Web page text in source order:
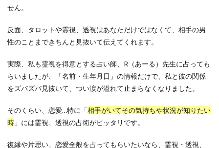
せん。
反面、タロットや霊視、透視はあなただけではなくて、相手の男
性のことまできちんと見抜いて伝えてくれます。
実際、私も霊視を得意とする占い師、R（あーる）先生に占っても
らいましたが、「名前・生年月日」の情報だけで、私と彼の関係
をズバズバ見抜いて、つい涙が溢れて止まらなくなりました。
そのくらい、恋愛…特に「相手がいてその気持ちや状況が知りたい
時 」には霊視、透視の占術がピッタリです。
復縁や片思い、恋愛全般を占ってもらいたいなら、霊視・透視、